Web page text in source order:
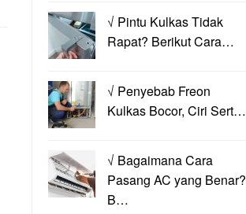
√ Pintu Kulkas Tidak
Rapat? Berikut Cara…
√ Penyebab Freon
Kulkas Bocor, Ciri Sert…
√ Bagaimana Cara
Pasang AC yang Benar?
B…